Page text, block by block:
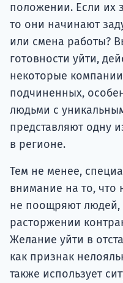
положении. Если их
то они начинают
или смена работы?
готовности уйти,
некоторые
подчиненных,
людьми с
представляют одну
в регионе.
Тем не менее,
внимание на то, что
не поощряют людей,
расторжении
Желание уйти в
как признак
также использует